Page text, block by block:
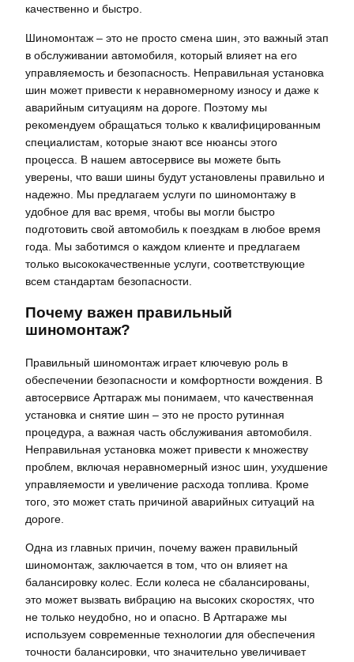
качественно и быстро.
Шиномонтаж – это не просто смена шин, это важный этап
в обслуживании автомобиля, который влияет на его
управляемость и безопасность. Неправильная установка
шин может привести к неравномерному износу и даже к
аварийным ситуациям на дороге. Поэтому мы
рекомендуем обращаться только к квалифицированным
специалистам, которые знают все нюансы этого
процесса. В нашем автосервисе вы можете быть
уверены, что ваши шины будут установлены правильно и
надежно. Мы предлагаем услуги по шиномонтажу в
удобное для вас время, чтобы вы могли быстро
подготовить свой автомобиль к поездкам в любое время
года. Мы заботимся о каждом клиенте и предлагаем
только высококачественные услуги, соответствующие
всем стандартам безопасности.
Почему важен правильный
шиномонтаж?
Правильный шиномонтаж играет ключевую роль в
обеспечении безопасности и комфортности вождения. В
автосервисе Артгараж мы понимаем, что качественная
установка и снятие шин – это не просто рутинная
процедура, а важная часть обслуживания автомобиля.
Неправильная установка может привести к множеству
проблем, включая неравномерный износ шин, ухудшение
управляемости и увеличение расхода топлива. Кроме
того, это может стать причиной аварийных ситуаций на
дороге.
Одна из главных причин, почему важен правильный
шиномонтаж, заключается в том, что он влияет на
балансировку колес. Если колеса не сбалансированы,
это может вызвать вибрацию на высоких скоростях, что
не только неудобно, но и опасно. В Артгараже мы
используем современные технологии для обеспечения
точности балансировки, что значительно увеличивает